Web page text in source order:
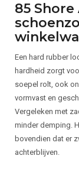
85
Een hard rubber
hardheid zorgt
soepel rolt, ook
vormvast en
Vergeleken met
minder demping.
bovendien dat er
achterblijven.